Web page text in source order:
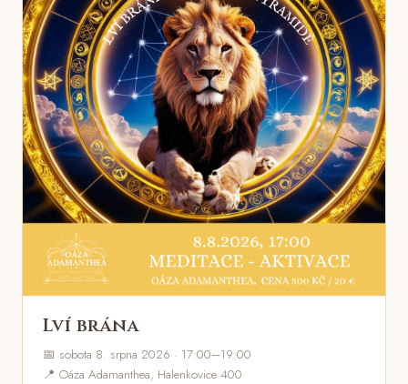
Lví brána
📅 sobota 8. srpna 2026 · 17:00–19:00
📍 Oáza Adamanthea, Halenkovice 400